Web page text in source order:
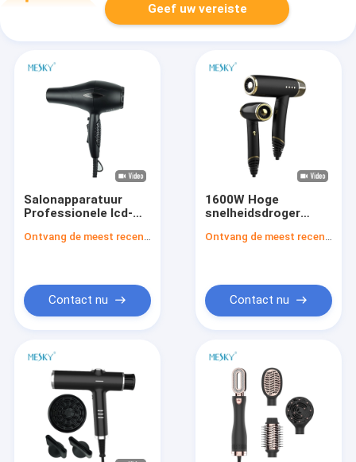
Geef uw vereiste
Salonapparatuur
Professionele lcd-
Negatieve ionenföhn
Contact nu
1600W Hoge
snelheidsdroger
Hoge snelheid
Contact nu